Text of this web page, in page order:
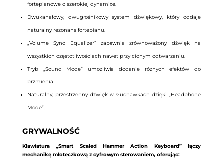
fortepianowe o szerokiej dynamice.
Dwukanałowy, dwugłośnikowy system dźwiękowy, który oddaje
naturalny rezonans fortepianu.
„Volume Sync Equalizer” zapewnia zrównoważony dźwięk na
wszystkich częstotliwościach nawet przy cichym odtwarzaniu.
Tryb „Sound Mode” umożliwia dodanie różnych efektów do
brzmienia.
Naturalny, przestrzenny dźwięk w słuchawkach dzięki „Headphone
Mode”.
GRYWALNOŚĆ
Klawiatura „Smart Scaled Hammer Action Keyboard” łączy
mechanikę młoteczkową z cyfrowym sterowaniem, oferując: